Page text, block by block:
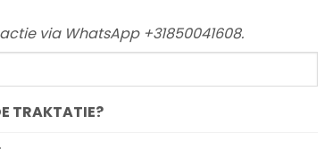
via WhatsApp +31850041608.
TRAKTATIE?